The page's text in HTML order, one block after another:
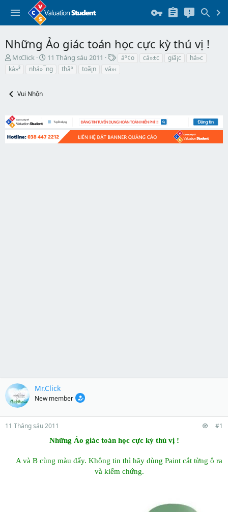
Những Ảo giác toán học cực kỳ thú vị !
T
h
a
t
a
r
Mr.Click
N
g
à
đ
u
11 Tháng sáu 2011 áº¢o cá»±c giã¡c
há»c
ká»³
nhá»¯ng thãº toã¡n vá»‹
Vui Nhộn
Mr.Click
New member
11 Tháng sáu 2011 #1
Những Ảo giác toán học cực kỳ thú vị !
A và B cùng màu đấy. Không tin thì hãy dùng Paint cắt từng ô ra
và kiểm chứng.